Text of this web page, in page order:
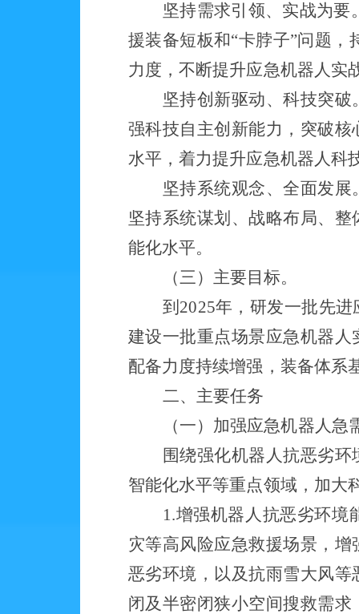
坚持需求引领、实战为
援装备短板和“卡脖子”问题
力度，不断提升应急机器人实
坚持创新驱动、科技突
强科技自主创新能力，突破
水平，着力提升应急机器人科
坚持系统观念、全面发展
坚持系统谋划、战略布局、
能化水平。
（三）主要目标。
到2025年，研发一批先
建设一批重点场景应急机器
配备力度持续增强，装备体系
二、主要任务
（一） 加强应急机器人急
围绕强化机器人抗恶劣
智能化水平等重点领域，加大
1.增强机器人抗恶劣环境
灾等高风险应急救援场景，
恶劣环境，以及抗雨雪大风
闭及半密闭狭小空间搜救需